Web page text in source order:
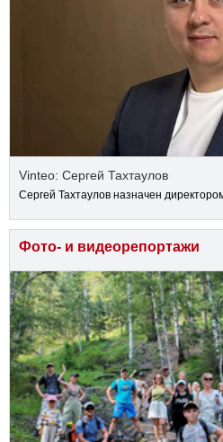
Vinteo: Сергей Тахтаулов
Сергей Тахтаулов назначен
Фото- и видеорепортажи